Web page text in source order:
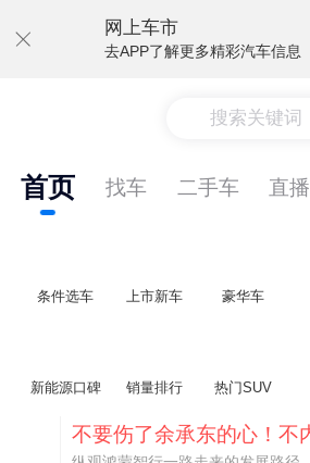
网上车市
去APP了解更多精彩汽车信息
搜索关键词
首页 找车 二手车 直播
条件选车 上市新车 豪华车
新能源口碑 销量排行 热门SUV